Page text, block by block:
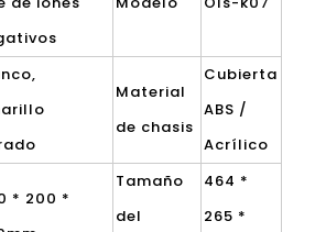
Material
de chasis
Cubierta
ABS /
Acrílico
* 200 *
Tamaño
del
464 *
265 *